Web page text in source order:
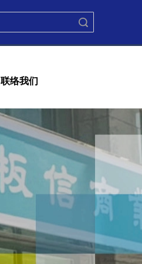
联络我们